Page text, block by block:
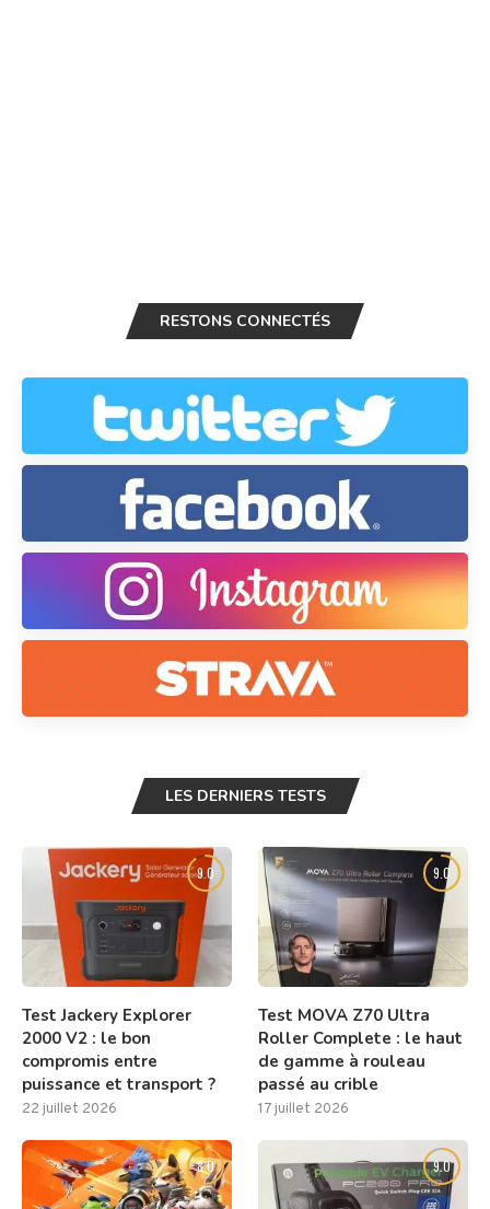
RESTONS CONNECTÉS
LES DERNIERS TESTS
9.0
Test Jackery Explorer
2000 V2 : le bon
compromis entre
puissance et transport ?
22 juillet 2026
9.0
Test MOVA Z70 Ultra
Roller Complete : le haut
de gamme à rouleau
passé au crible
17 juillet 2026
8.0 9.0